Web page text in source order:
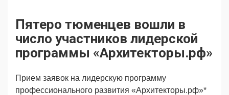
Продвижение
Ещё
Пятеро тюменцев вошли в
число участников лидерской
программы «Архитекторы.рф»
Прием заявок на лидерскую программу
профессионального развития «Архитекторы.рф»*